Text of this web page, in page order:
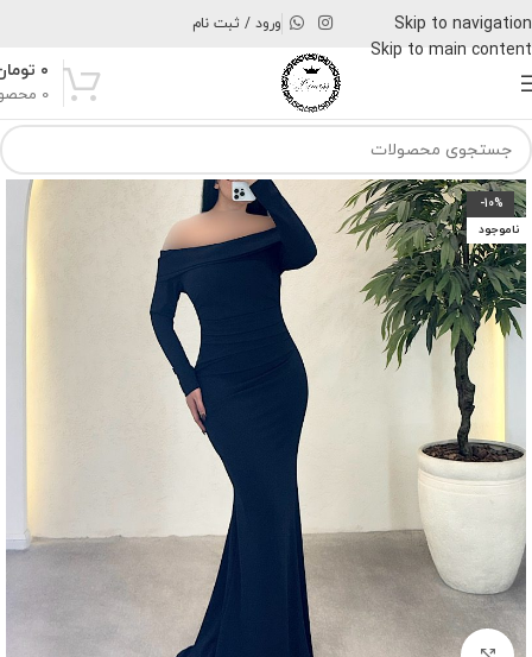
Skip to navigation
Skip to main content
ورود / ثبت نام
0
۰
-10%
ناموجود